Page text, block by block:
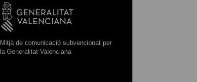
Mitjà de comunicació subvencionat per
la Generalitat Valenciana